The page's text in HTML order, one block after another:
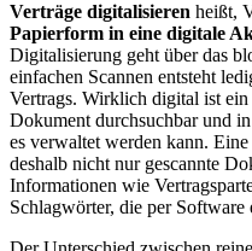
Verträge digitalisieren heißt,
Papierform in eine digitale
Digitalisierung geht über das
einfachen Scannen entsteht
Vertrags. Wirklich digital ist ein
Dokument durchsuchbar und
es verwaltet werden kann. Eine
deshalb nicht nur gescannte
Informationen wie
Schlagwörter, die per Software